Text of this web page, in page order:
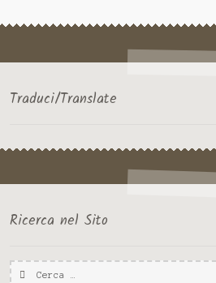
Traduci/Translate
Ricerca nel Sito
Ricerca